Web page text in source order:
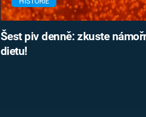
Šest piv denně: zkuste
dietu!